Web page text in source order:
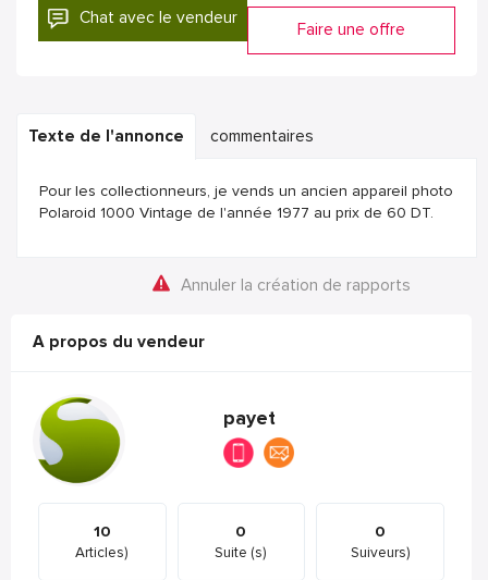
Chat avec le vendeur
Faire une offre
Texte de l'annonce commentaires
Pour les collectionneurs, je vends un ancien appareil photo
Polaroid 1000 Vintage de l'année 1977 au prix de 60 DT.
Annuler la création de rapports
A propos du vendeur
payet
10
Articles)
0
Suite (s)
0
Suiveurs)